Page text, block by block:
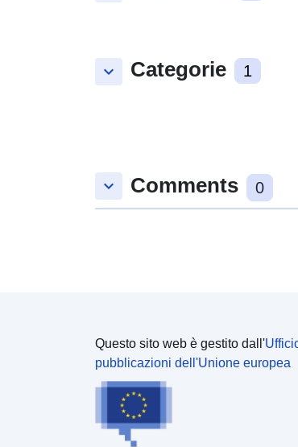
keyboard_arrow_down Categorie 1
keyboard_arrow_down Comments 0
Questo sito web è gestito dall'
pubblicazioni dell'Unione europea